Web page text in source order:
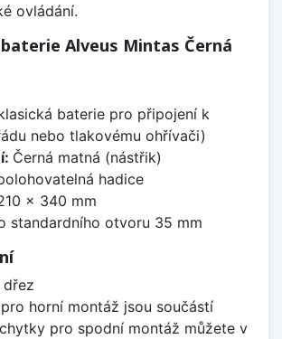
ovládání.
Alveus Mintas Černá
baterie pro připojení k
nebo tlakovému ohřívači)
Černá matná (nástřik)
hadice
x 340 mm
standardního otvoru 35 mm
horní montáž jsou součástí
pro spodní montáž můžete v